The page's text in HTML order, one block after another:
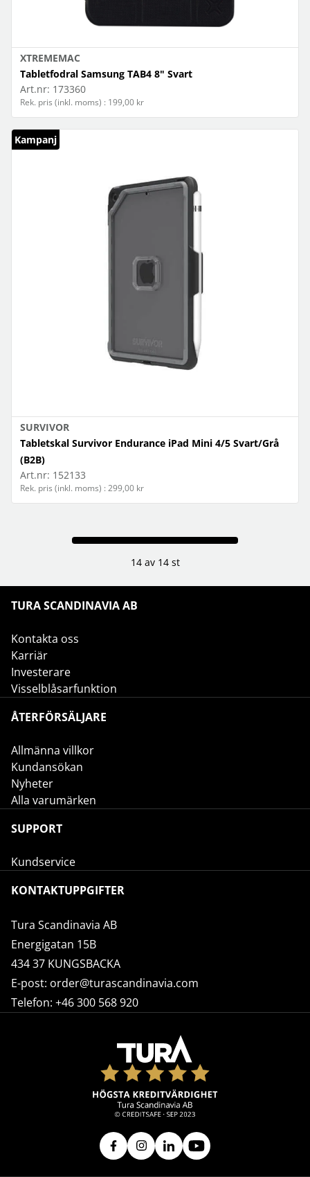
XTREMEMAC
Tabletfodral Samsung TAB4 8" Svart
Art.nr: 173360
Rek. pris (inkl. moms) : 199,00 kr
Kampanj
SURVIVOR
Tabletskal Survivor Endurance iPad Mini 4/5 Svart/Grå
(B2B)
Art.nr: 152133
Rek. pris (inkl. moms) : 299,00 kr
14 av 14 st
TURA SCANDINAVIA AB
Kontakta oss
Karriär
Investerare
Visselblåsarfunktion
ÅTERFÖRSÄLJARE
Allmänna villkor
Kundansökan
Nyheter
Alla varumärken
SUPPORT
Kundservice
KONTAKTUPPGIFTER
Tura Scandinavia AB
Energigatan 15B
434 37 KUNGSBACKA
E-post: order@turascandinavia.com
Telefon: +46 300 568 920